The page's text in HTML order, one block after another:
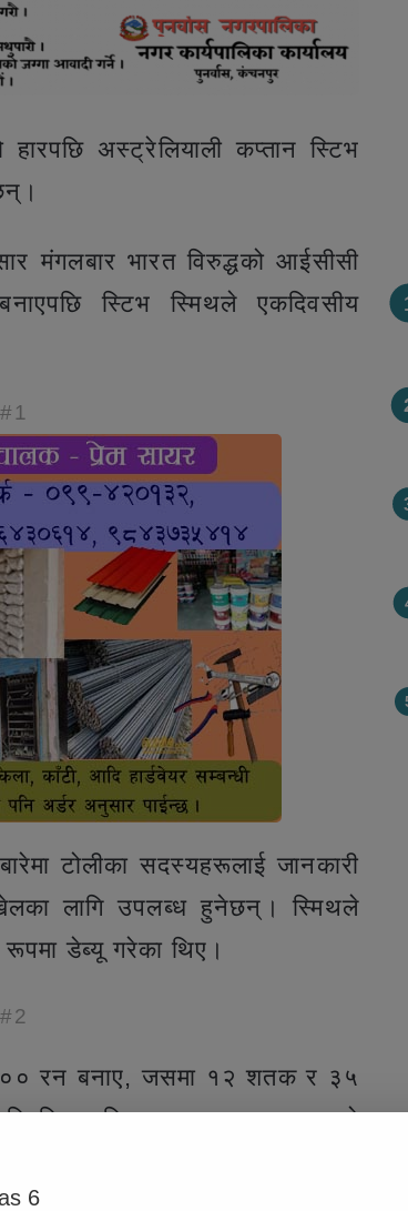
अस्ट्रेलियाली कप्तान स्टिभ
मंगलबार भारत विरुद्धको आईसीसी
स्टिभ स्मिथले एकदिवसीय
टोलीका सदस्यहरूलाई जानकारी
लागि उपलब्ध हुनेछन्। स्मिथले
डेब्यू गरेका थिए।
रन बनाए, जसमा १२ शतक र ३५
लिए। स्मिथ २०१५ र २०२३ को
हुन्। स्मिथ २०१५ मा पहिलो पटक
6